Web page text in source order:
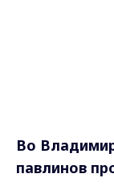
Во
павлинов